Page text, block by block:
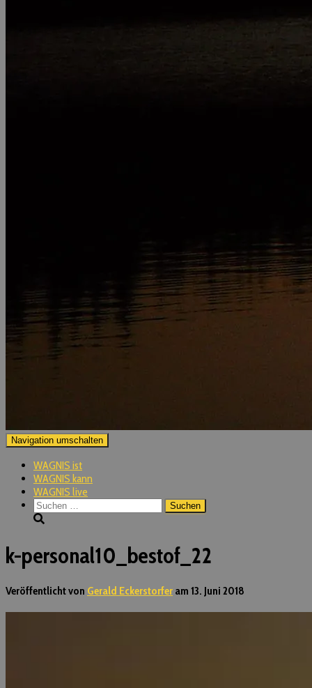
Navigation umschalten
WAGNIS ist
WAGNIS kann
WAGNIS live
Suchen
nach:
k-personal10_bestof_22
Veröffentlicht von Gerald Eckerstorfer am 13. Juni 2018